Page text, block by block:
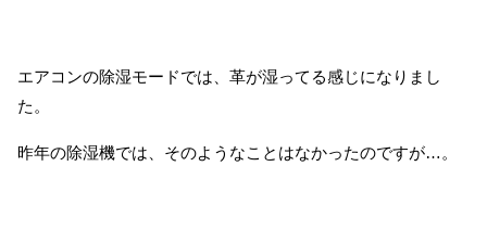
エアコンの除湿モードでは、革が湿ってる感じになりまし
た。
昨年の除湿機では、そのようなことはなかったのですが…。